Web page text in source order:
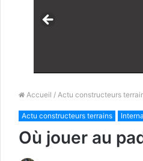
Accueil / Actu constructeurs
Actu constructeurs terrains
Où jouer au